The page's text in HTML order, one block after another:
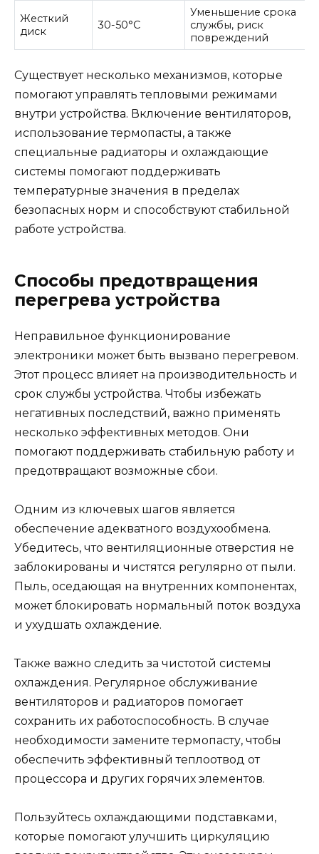
Жесткий
диск
30-50°C
Уменьшение срока
службы, риск
повреждений
Существует несколько механизмов, которые
помогают управлять тепловыми режимами
внутри устройства. Включение вентиляторов,
использование термопасты, а также
специальные радиаторы и охлаждающие
системы помогают поддерживать
температурные значения в пределах
безопасных норм и способствуют стабильной
работе устройства.
Способы предотвращения
перегрева устройства
Неправильное функционирование
электроники может быть вызвано перегревом.
Этот процесс влияет на производительность и
срок службы устройства. Чтобы избежать
негативных последствий, важно применять
несколько эффективных методов. Они
помогают поддерживать стабильную работу и
предотвращают возможные сбои.
Одним из ключевых шагов является
обеспечение адекватного воздухообмена.
Убедитесь, что вентиляционные отверстия не
заблокированы и чистятся регулярно от пыли.
Пыль, оседающая на внутренних компонентах,
может блокировать нормальный поток воздуха
и ухудшать охлаждение.
Также важно следить за чистотой системы
охлаждения. Регулярное обслуживание
вентиляторов и радиаторов помогает
сохранить их работоспособность. В случае
необходимости замените термопасту, чтобы
обеспечить эффективный теплоотвод от
процессора и других горячих элементов.
Пользуйтесь охлаждающими подставками,
которые помогают улучшить циркуляцию